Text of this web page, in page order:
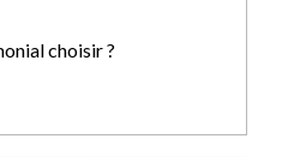
choisir ?